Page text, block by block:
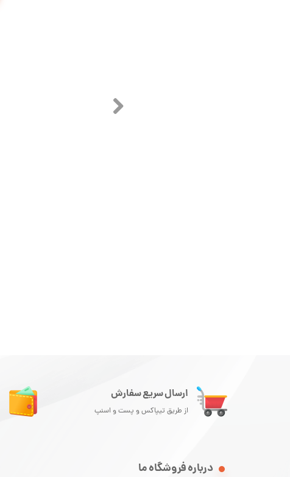
ارسال سریع سفارش
از طریق تیپاکس و پست و اسنپ
درباره فروشگاه ما